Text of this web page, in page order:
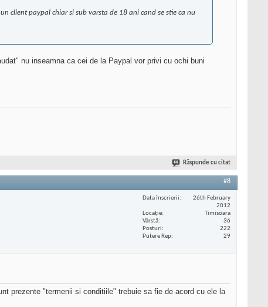
client paypal chiar si sub varsta de 18 ani cand se stie ca nu
nu inseamna ca cei de la Paypal vor privi cu ochi buni
Răspunde cu citat
#8
Data înscrierii
26th February
2012
Locaţie
Timisoara
Vârstă
36
Posturi
222
Putere Rep
29
prezente "termenii si conditiile" trebuie sa fie de acord cu ele la